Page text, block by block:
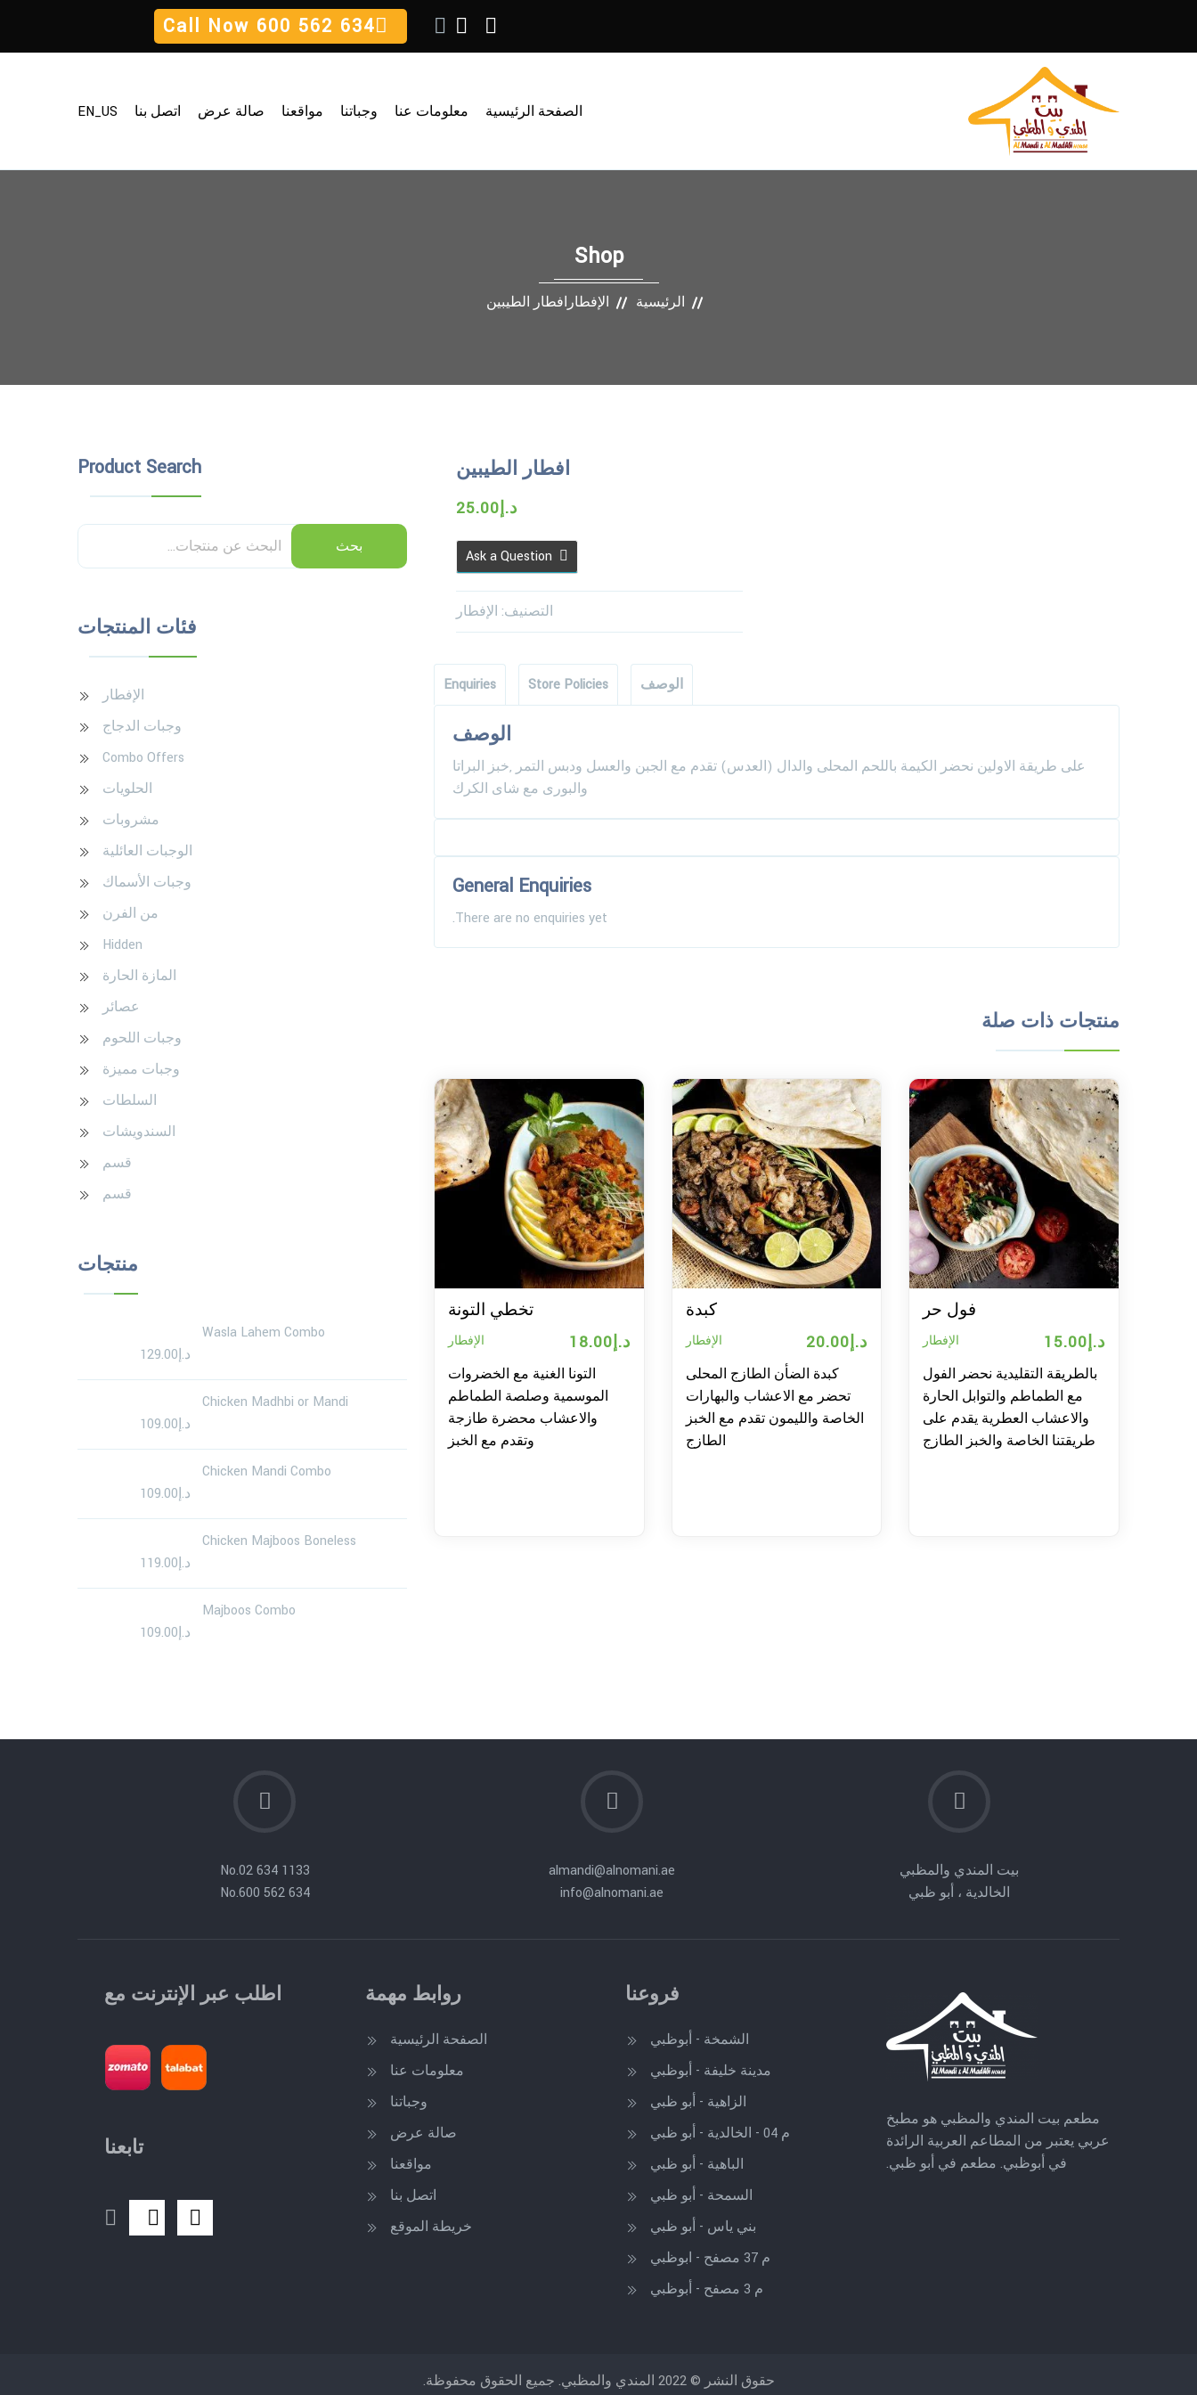
Call Now 600 562 634
الصفحة الرئيسية معلومات عنا وجباتنا مواقعنا صالة عرض اتصل بنا EN_US
Shop
الرئيسية الإفطارافطار الطيبين
افطار الطيبين
د.إ25.00
Ask a Question
التصنيف: الإفطار
الوصف Store Policies
Enquiries
الوصف
على طريقة الاولين نحضر الكيمة باللحم المحلى والدال (العدس) تقدم مع الجبن والعسل ودبس التمر ,خبز البراتا
والبورى مع شاى الكرك
General Enquiries
There are no enquiries yet.
منتجات ذات صلة
فول حر
الإفطار د.إ15.00
بالطريقة التقليدية نحضر الفول
مع الطماطم والتوابل الحارة
والاعشاب العطرية يقدم على
طريقتنا الخاصة والخبز الطازج
كبدة
الإفطار د.إ20.00
كبدة الضأن الطازج المحلى
تحضر مع الاعشاب والبهارات
الخاصة والليمون تقدم مع الخبز
الطازج
تخطي التونة
الإفطار د.إ18.00
التونا الغنية مع الخضروات
الموسمية وصلصة الطماطم
والاعشاب محضرة طازجة
وتقدم مع الخبز
Product Search
بحث
فئات المنتجات
الإفطار
وجبات الدجاج
Combo Offers
الحلويات
مشروبات
الوجبات العائلية
وجبات الأسماك
من الفرن
Hidden
المازة الحارة
عصائر
وجبات اللحوم
وجبات مميزة
السلطات
السندويشات
قسم
قسم
منتجات
Wasla Lahem Combo
د.إ129.00
Chicken Madhbi or Mandi
د.إ109.00
Chicken Mandi Combo
د.إ109.00
Chicken Majboos Boneless
د.إ119.00
Majboos Combo
د.إ109.00
بيت المندي والمظبي
الخالدية ، أبو ظبي
almandi@alnomani.ae
info@alnomani.ae
No.02 634 1133
No.600 562 634
مطعم بيت المندي والمظبي هو مطبخ
عربي يعتبر من المطاعم العربية الرائدة
في أبوظبي. مطعم في أبو ظبي.
فروعنا
الشمخة - أبوظبي
مدينة خليفة - أبوظبي
الزاهية - أبو ظبي
م 04 - الخالدية - أبو ظبي
الباهية - أبو ظبي
السمحة - أبو ظبي
بني ياس - أبو ظبي
م 37 مصفح - ابوظبي
م 3 مصفح - أبوظبي
روابط مهمة
الصفحة الرئيسية
معلومات عنا
وجباتنا
صالة عرض
مواقعنا
اتصل بنا
خريطة الموقع
اطلب عبر الإنترنت مع
تابعنا
حقوق النشر © 2022 المندي والمظبي. جميع الحقوق محفوظة.